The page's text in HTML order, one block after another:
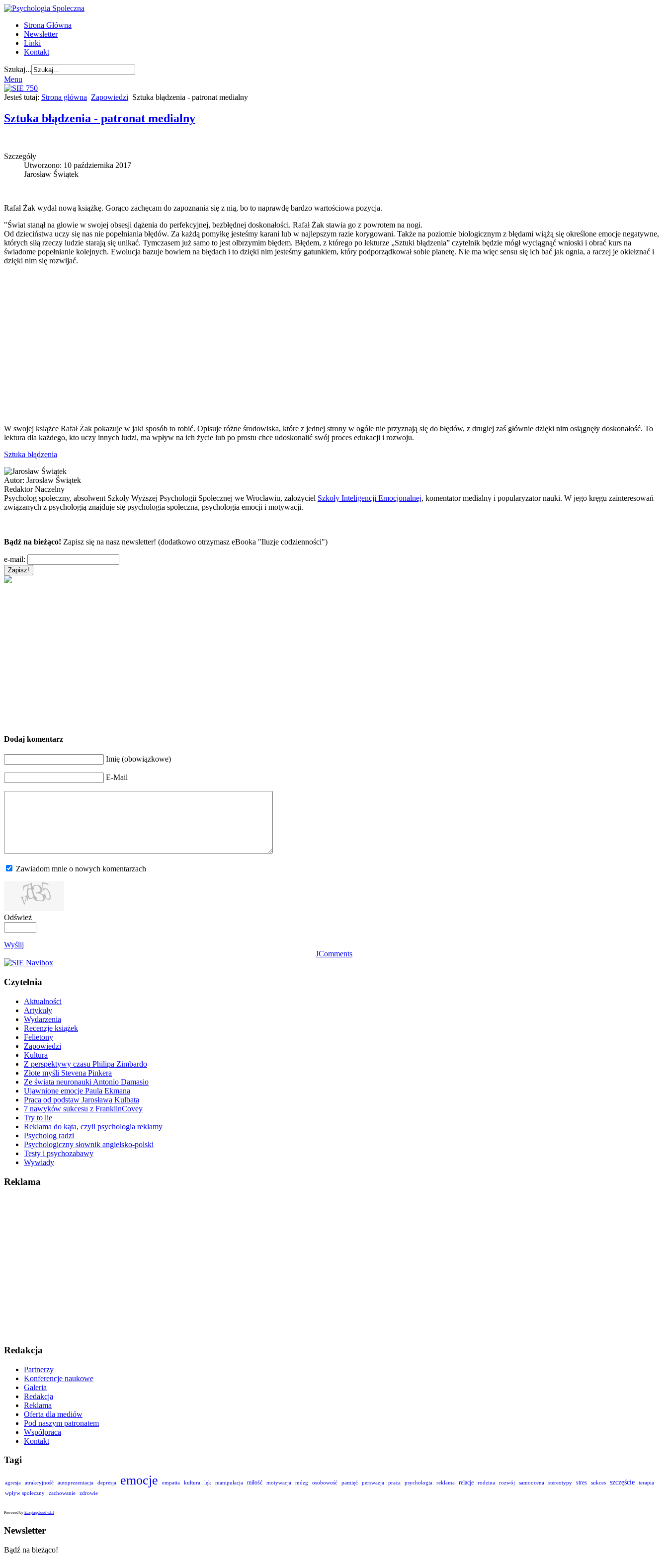
Strona Główna
Newsletter
Linki
Kontakt
Szukaj...
Menu
Jesteś tutaj: Strona główna Zapowiedzi Sztuka błądzenia - patronat medialny
Sztuka błądzenia - patronat medialny
Szczegóły
Utworzono: 10 października 2017
Jarosław Świątek
Rafał Żak wydał nową książkę. Gorąco zachęcam do zapoznania się z nią, bo to naprawdę bardzo wartościowa pozycja.
"Świat stanął na głowie w swojej obsesji dążenia do perfekcyjnej, bezbłędnej doskonałości. Rafał Żak stawia go z powrotem na nogi.
Od dzieciństwa uczy się nas nie popełniania błędów. Za każdą pomyłkę jesteśmy karani lub w najlepszym razie korygowani. Także na poziomie biologicznym z błędami wiążą się określone emocje negatywne,
których siłą rzeczy ludzie starają się unikać. Tymczasem już samo to jest olbrzymim błędem. Błędem, z którego po lekturze „Sztuki błądzenia” czytelnik będzie mógł wyciągnąć wnioski i obrać kurs na
świadome popełnianie kolejnych. Ewolucja bazuje bowiem na błędach i to dzięki nim jesteśmy gatunkiem, który podporządkował sobie planetę. Nie ma więc sensu się ich bać jak ognia, a raczej je okiełznać i
dzięki nim się rozwijać.
W swojej książce Rafał Żak pokazuje w jaki sposób to robić. Opisuje różne środowiska, które z jednej strony w ogóle nie przyznają się do błędów, z drugiej zaś głównie dzięki nim osiągnęły doskonałość. To
lektura dla każdego, kto uczy innych ludzi, ma wpływ na ich życie lub po prostu chce udoskonalić swój proces edukacji i rozwoju.
Sztuka błądzenia
Autor: Jarosław Świątek
Redaktor Naczelny
Psycholog społeczny, absolwent Szkoły Wyższej Psychologii Społecznej we Wrocławiu, założyciel Szkoły Inteligencji Emocjonalnej, komentator medialny i popularyzator nauki. W jego kręgu zainteresowań
związanych z psychologią znajduje się psychologia społeczna, psychologia emocji i motywacji.
Bądź na bieżąco! Zapisz się na nasz newsletter! (dodatkowo otrzymasz eBooka "Iluzje codzienności")
e-mail:
Dodaj komentarz
Imię (obowiązkowe)
E-Mail
Zawiadom mnie o nowych komentarzach
Odśwież
Wyślij
JComments
Czytelnia
Aktualności
Artykuły
Wydarzenia
Recenzje książek
Felietony
Zapowiedzi
Kultura
Z perspektywy czasu Philipa Zimbardo
Złote myśli Stevena Pinkera
Ze świata neuronauki Antonio Damasio
Ujawnione emocje Paula Ekmana
Praca od podstaw Jarosława Kulbata
7 nawyków sukcesu z FranklinCovey
Try to lie
Reklama do kąta, czyli psychologia reklamy
Psycholog radzi
Psychologiczny słownik angielsko-polski
Testy i psychozabawy
Wywiady
Reklama
Redakcja
Partnerzy
Konferencje naukowe
Galeria
Redakcja
Reklama
Oferta dla mediów
Pod naszym patronatem
Współpraca
Kontakt
Tagi
agresja atrakcyjność autoprezentacja depresja emocje empatia kultura lęk manipulacja miłość motywacja mózg osobowość pamięć perswazja praca psychologia reklama relacje rodzina rozwój samoocena stereotypy stres sukces szczęście
terapia
wpływ społeczny
zachowanie zdrowie
Powered by Easytagcloud v2.1
Newsletter
Bądź na bieżąco!